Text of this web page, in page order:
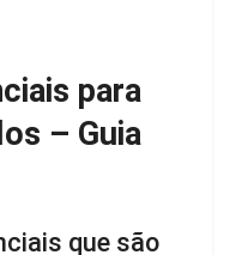
para
– Guia
que são